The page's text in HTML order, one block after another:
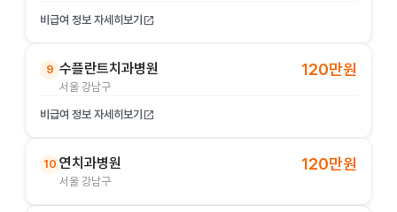
비급여 정보 자세히보기 open_in_new
9 수플란트치과병원
서울 강남구
120만원
비급여 정보 자세히보기 open_in_new
10 연치과병원
서울 강남구
120만원